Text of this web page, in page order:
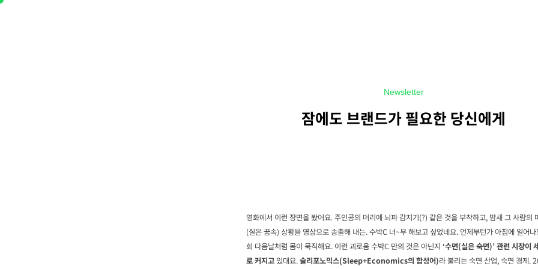
Newsletter
잠에도 브랜드가 필요한 당신에게
영화에서 이런 장면을 봤어요. 주인공의 머리에 뇌파 감지기(?) 같은 것을 부착하고, 밤새 그 사람의
(실은 꿈속) 상황을 영상으로 송출해 내는. 수박C 너~무 해보고 싶었네요. 언제부턴가 아침에 일어
회 다음날처럼 몸이 묵직해요. 이런 괴로움 수박C 만의 것은 아닌지‘수면(실은 숙면)’ 관련 시장이
로 커지고 있대요.슬리포노믹스(Sleep+Economics의 합성어)라 불리는 숙면 산업, 숙면 경제.